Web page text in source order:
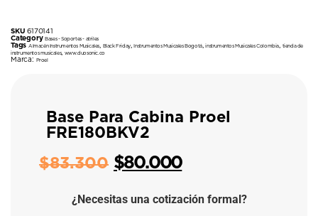
SKU6170141
Category Bases - Soportes - atriles
Tags Almacén Instrumentos Musicales Black Friday,Instrumentos Musicales Bogotá,instrumentos Musicales Colombia
tienda de
instrumentos musicales, www.duosonic.co
Marca: Proel
Base Para Cabina Proel
FRE180BKV2
$83.300 $80.000
¿Necesitas una cotización formal?